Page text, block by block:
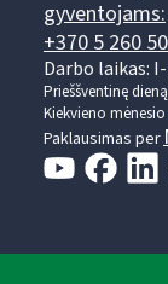
gyventojams:
+370 5 260
Darbo laikas: I-
Prieššventinę
Kiekvieno
Paklausimas per